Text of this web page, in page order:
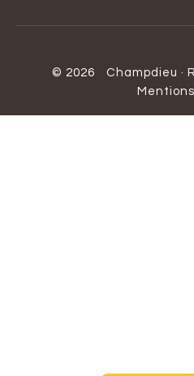
© 2026 Champdieu ·